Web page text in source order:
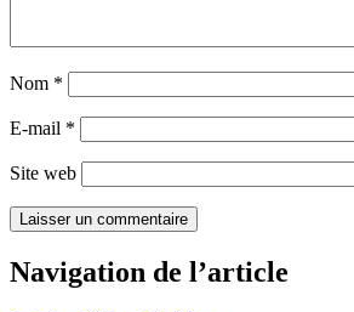
Nom *
E-mail *
Site web
Navigation de l’article